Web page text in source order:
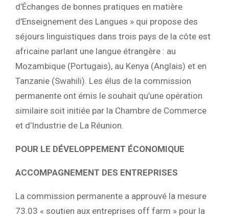
d’Échanges de bonnes pratiques en matière
d’Enseignement des Langues » qui propose des
séjours linguistiques dans trois pays de la côte est
africaine parlant une langue étrangère : au
Mozambique (Portugais), au Kenya (Anglais) et en
Tanzanie (Swahili). Les élus de la commission
permanente ont émis le souhait qu’une opération
similaire soit initiée par la Chambre de Commerce
et d’Industrie de La Réunion.
POUR LE DÉVELOPPEMENT ÉCONOMIQUE
ACCOMPAGNEMENT DES ENTREPRISES
La commission permanente a approuvé la mesure
73.03 « soutien aux entreprises off farm » pour la